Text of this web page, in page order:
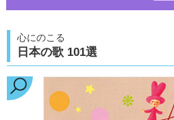
心にのこる
日本の歌 101選